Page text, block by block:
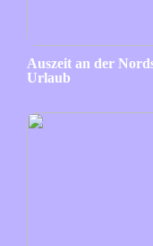
Auszeit an der
Urlaub